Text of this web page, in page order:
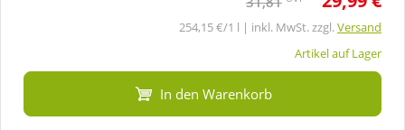
254,15 €/1 l | inkl. MwSt. zzgl.Versand
Artikel auf Lager
In den Warenkorb